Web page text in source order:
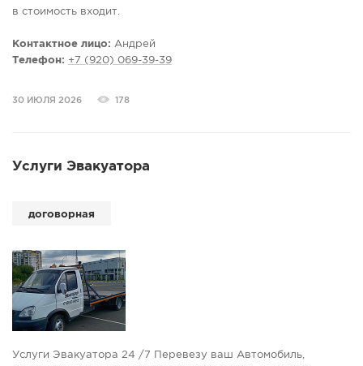
в стоимость входит.
кровля - железо, мягкая на выбор
стены перегородки
Контактное лицо: Андрей
Телефон: +7 (920) 069-39-39
30 ИЮЛЯ 2026 178
Услуги Эвакуатора
договорная
Услуги Эвакуатора 24 /7 Перевезу ваш Автомобиль,